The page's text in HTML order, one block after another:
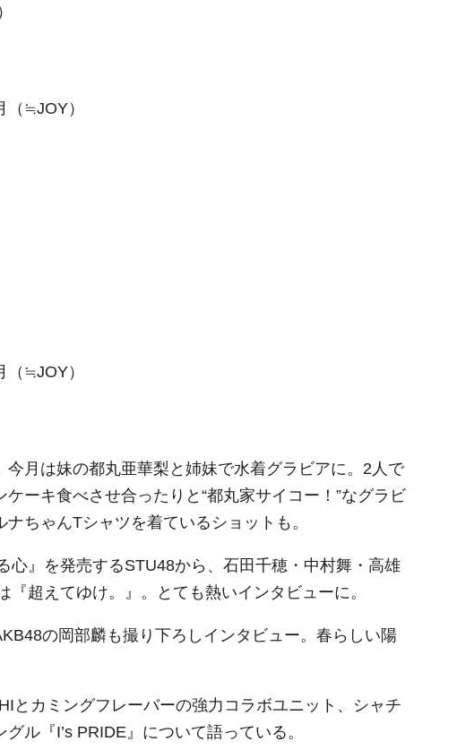
≒JOY）
≒JOY）
月は妹の都丸亜華梨と姉妹で水着グラビアに。2人で
ーキ食べさせ合ったりと“都丸家サイコー！”なグラビ
ちゃんTシャツを着ているショットも。
心』を発売するSTU48から、石田千穂・中村舞・高雄
超えてゆけ。』。とても熱いインタビューに。
の岡部麟も撮り下ろしインタビュー。春らしい陽
とカミングフレーバーの強力コラボユニット、シャチ
ル『I’s PRIDE』について語っている。